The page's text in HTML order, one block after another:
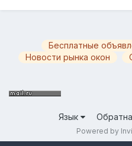
Бесплатные
Новости рынка окон
Язык
Powered by